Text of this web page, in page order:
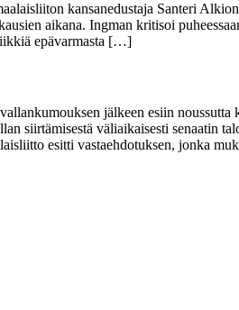
kansanedustaja Santeri
aikana. Ingman kritisoi
epävarmasta […]
jälkeen esiin
siirtämisestä väliaikaisesti senaatin
esitti vastaehdotuksen, jonka